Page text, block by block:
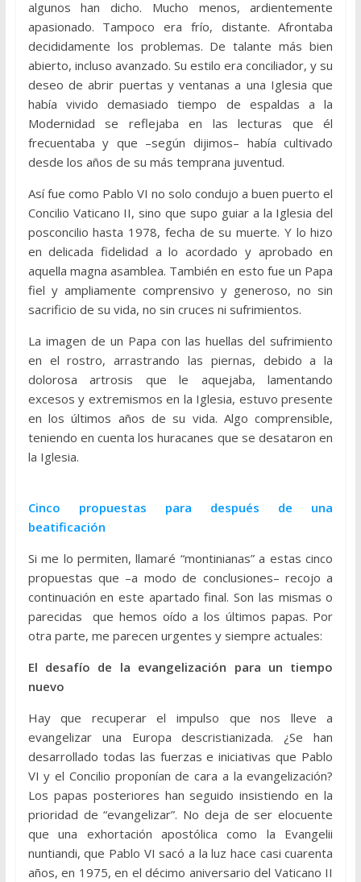
algunos han dicho. Mucho menos, ardientemente
apasionado. Tampoco era frío, distante. Afrontaba
decididamente los problemas. De talante más bien
abierto, incluso avanzado. Su estilo era conciliador, y su
deseo de abrir puertas y ventanas a una Iglesia que
había vivido demasiado tiempo de espaldas a la
Modernidad se reflejaba en las lecturas que él
frecuentaba y que –según dijimos– había cultivado
desde los años de su más temprana juventud.
Así fue como Pablo VI no solo condujo a buen puerto el
Concilio Vaticano II, sino que supo guiar a la Iglesia del
posconcilio hasta 1978, fecha de su muerte. Y lo hizo
en delicada fidelidad a lo acordado y aprobado en
aquella magna asamblea. También en esto fue un Papa
fiel y ampliamente comprensivo y generoso, no sin
sacrificio de su vida, no sin cruces ni sufrimientos.
La imagen de un Papa con las huellas del sufrimiento
en el rostro, arrastrando las piernas, debido a la
dolorosa artrosis que le aquejaba, lamentando
excesos y extremismos en la Iglesia, estuvo presente
en los últimos años de su vida. Algo comprensible,
teniendo en cuenta los huracanes que se desataron en
la Iglesia.
Cinco propuestas para después de una
beatificación
Si me lo permiten, llamaré “montinianas” a estas cinco
propuestas que –a modo de conclusiones– recojo a
continuación en este apartado final. Son las mismas o
parecidas que hemos oído a los últimos papas. Por
otra parte, me parecen urgentes y siempre actuales:
El desafío de la evangelización para un tiempo
nuevo
Hay que recuperar el impulso que nos lleve a
evangelizar una Europa descristianizada. ¿Se han
desarrollado todas las fuerzas e iniciativas que Pablo
VI y el Concilio proponían de cara a la evangelización?
Los papas posteriores han seguido insistiendo en la
prioridad de “evangelizar”. No deja de ser elocuente
que una exhortación apostólica como la Evangelii
nuntiandi, que Pablo VI sacó a la luz hace casi cuarenta
años, en 1975, en el décimo aniversario del Vaticano II